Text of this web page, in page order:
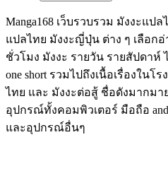
Manga168 เว็บรวบรวม มังงะแป
แปลไทย มังงะญี่ปุ่น ต่าง ๆ เลือก
ชั่วโมง มังงะ รายวัน รายสัปดา
one short รวมไปถึงเนื้อเรื่องในโ
ไทย และ มังงะต่อสู้ ชื่อดังมากมา
อุปกรณ์ทั้งคอมพิวเตอร์ มือถือ
และอุปกรณ์อื่นๆ